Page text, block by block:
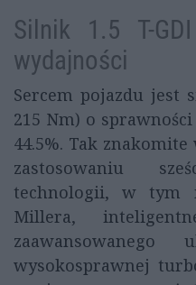
Silnik 1.5 T-
wydajności
Sercem pojazdu jest
215 Nm) o
44.5%. Tak
zastosowaniu
technologii, w tym
Millera,
zaawansowanego
wysokosprawnej